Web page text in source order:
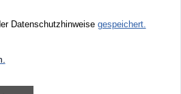
Datenschutzhinweise gespeichert.